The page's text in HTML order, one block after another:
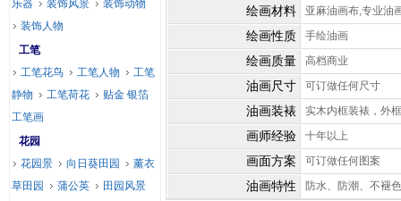
绘画材料 亚麻油画布,专业油
绘画性质 手绘油画
绘画质量 高档商业
油画尺寸 可订做任何尺寸
油画装裱 实木内框装裱，外
画师经验 十年以上
画面方案 可订做任何图案
油画特性 防水、防潮、不褪色
乐器 装饰风景
装饰动物
装饰人物
工笔
工笔花鸟
工笔人物
工笔
静物
工笔荷花
贴金 银箔
工笔画
花园
花园景
向日葵田园
薰衣
草田园
蒲公英
田园风景